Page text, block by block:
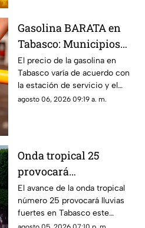
Gasolina BARATA en
Tabasco: Municipios
con los precio más
bajos hoy 6 de agosto
El precio de la gasolina en
Tabasco varía de acuerdo con
la estación de servicio y el
municipio. Te compartimos un
agosto 06, 2026 09:19 a. m.
Onda tropical 25
provocará
precipitaciones en
Tabasco este jueves 6
de agosto
El avance de la onda tropical
número 25 provocará lluvias
fuertes en Tabasco este
jueves 6 de agosto,